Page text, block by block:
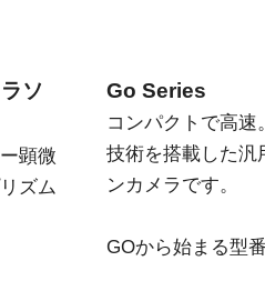
ソ
顕微
ズム
Go Series
コンパクトで高速
技術を搭載した汎
ンカメラです。
GOから始まる型番